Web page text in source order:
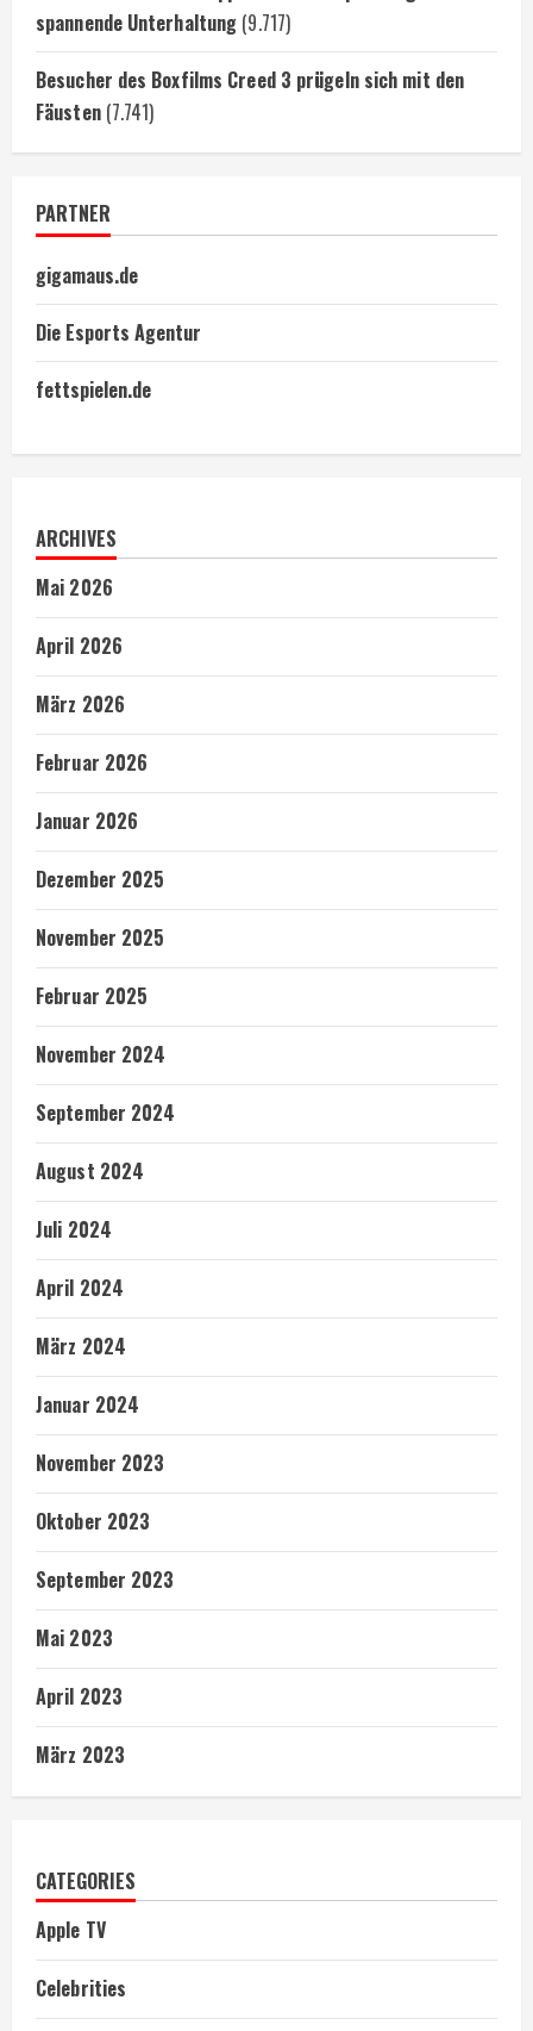
spannende Unterhaltung (9.717)
Besucher des Boxfilms Creed 3 prügeln sich mit den
Fäusten (7.741)
PARTNER
gigamaus.de
Die Esports Agentur
fettspielen.de
ARCHIVES
Mai 2026
April 2026
März 2026
Februar 2026
Januar 2026
Dezember 2025
November 2025
Februar 2025
November 2024
September 2024
August 2024
Juli 2024
April 2024
März 2024
Januar 2024
November 2023
Oktober 2023
September 2023
Mai 2023
April 2023
März 2023
CATEGORIES
Apple TV
Celebrities